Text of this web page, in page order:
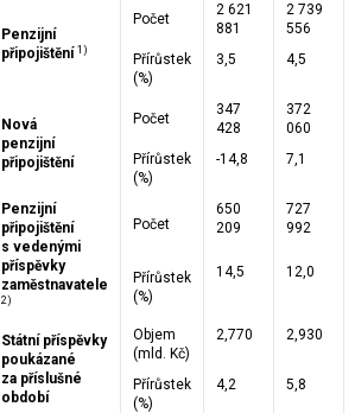
Penzijní
připojištění 1)
Počet
2 621
881
2 739
556
Přírůstek
(%)
3,5 4,5
Nová
penzijní
připojištění
Počet
347
428
372
060
Přírůstek
(%)
-14,8 7,1
Penzijní
připojištění
s vedenými
příspěvky
zaměstnavatele
2)
Počet
650
209
727
992
Přírůstek
(%)
14,5 12,0
Státní příspěvky
poukázané
za příslušné
období
Objem
(mld. Kč)
2,770 2,930
Přírůstek
(%)
4,2 5,8